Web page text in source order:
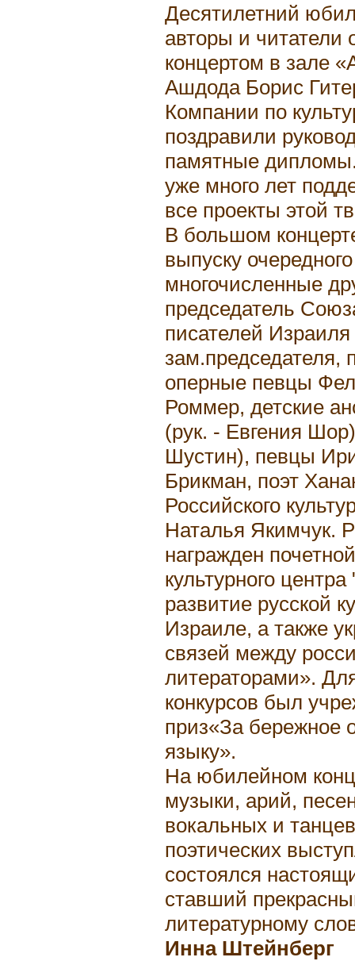
Десятилетний
авторы и
концертом в зале
Ашдода Борис
Компании по
поздравили
памятные
уже много лет
все проекты этой
В большом
выпуску
многочисленные
председатель
писателей
зам.председателя,
оперные певцы
Роммер, детские
(рук. - Евгения
Шустин), певцы
Брикман, поэт
Российского
Наталья Якимчук.
награжден
культурного
развитие русской
Израиле, а также
связей между
литераторами».
конкурсов был
приз«За бережное
языку».
На юбилейном
музыки, арий,
вокальных и
поэтических
состоялся
ставший
литературному
Инна Штейнберг